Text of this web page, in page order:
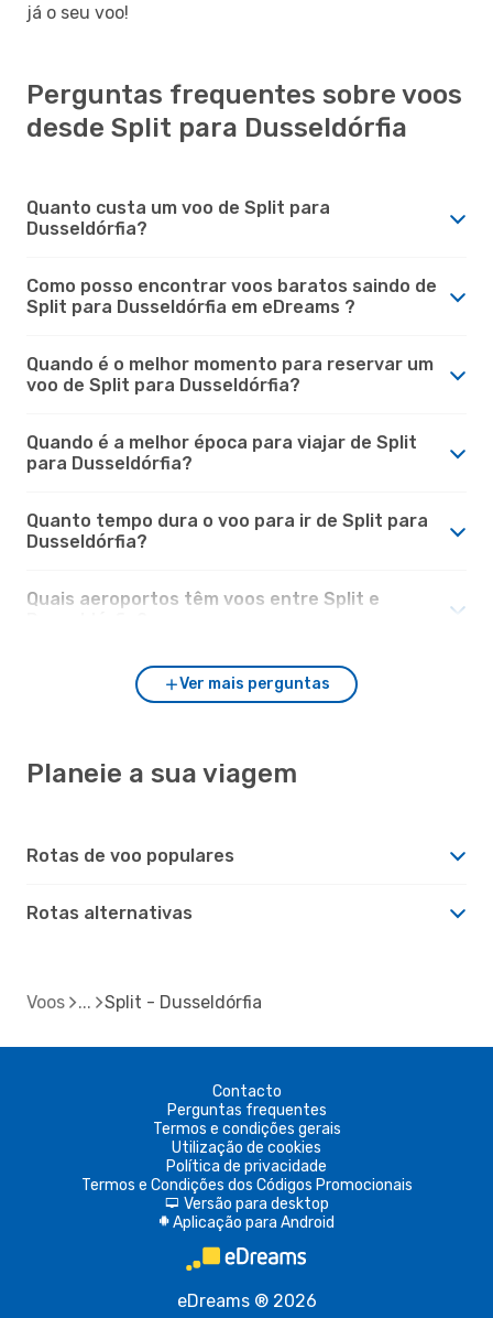
já o seu voo!
Perguntas frequentes sobre voos
desde Split para Dusseldórfia
Quanto custa um voo de Split para
Dusseldórfia?
Como posso encontrar voos baratos saindo de
Split para Dusseldórfia em eDreams ?
Quando é o melhor momento para reservar um
voo de Split para Dusseldórfia?
Quando é a melhor época para viajar de Split
para Dusseldórfia?
Quanto tempo dura o voo para ir de Split para
Dusseldórfia?
Quais aeroportos têm voos entre Split e
Ver mais perguntas
Planeie a sua viagem
Rotas de voo populares
Rotas alternativas
Voos Split - Dusseldórfia
Contacto
Perguntas frequentes
Termos e condições gerais
Utilização de cookies
Política de privacidade
Termos e Condições dos Códigos Promocionais
d Versão para desktop
A Aplicação para Android
eDreams ® 2026